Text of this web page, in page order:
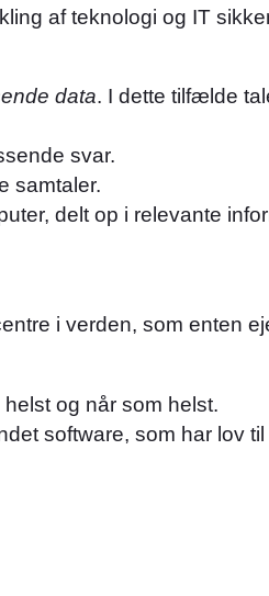
af teknologi og IT
data. I dette tilfælde
svar.
samtaler.
delt op i relevante
i verden, som enten
og når som helst.
software, som har lov